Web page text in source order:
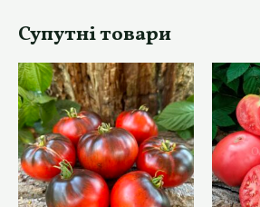
Супутні товари